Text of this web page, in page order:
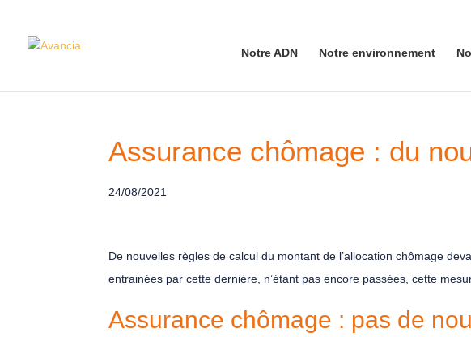
Notre ADN Notre environnement
Assurance chômage : du
24/08/2021
De nouvelles règles de calcul du montant de l’allocation chômage
entrainées par cette dernière, n’étant pas encore passées, cette
Assurance chômage : pas de